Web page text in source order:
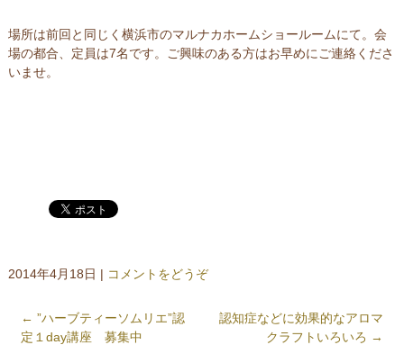
場所は前回と同じく横浜市のマルナカホームショールームにて。会
場の都合、定員は7名です。ご興味のある方はお早めにご連絡くださ
いませ。
2014年4月18日 | コメントをどうぞ
← ”ハーブティーソムリエ”認
定１day講座 募集中
認知症などに効果的なアロマ
クラフトいろいろ →